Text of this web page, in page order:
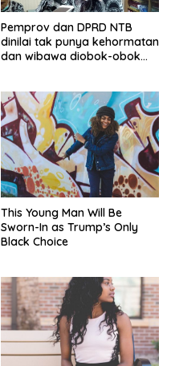
Pemprov dan DPRD NTB
dinilai tak punya kehormatan
dan wibawa diobok-obok
This Young Man Will Be
Sworn-In as Trump’s Only
Black Choice